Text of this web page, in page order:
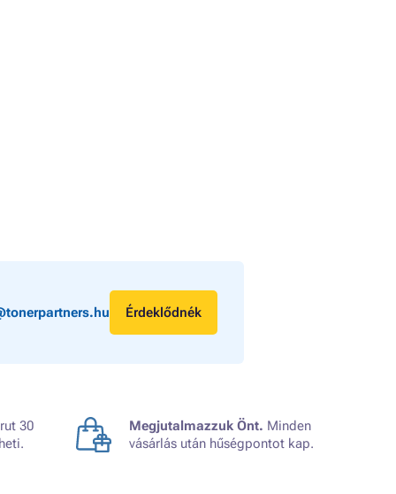
Érdeklődnék
30
Megjutalmazzuk Önt. Minden
vásárlás után hűségpontot kap.